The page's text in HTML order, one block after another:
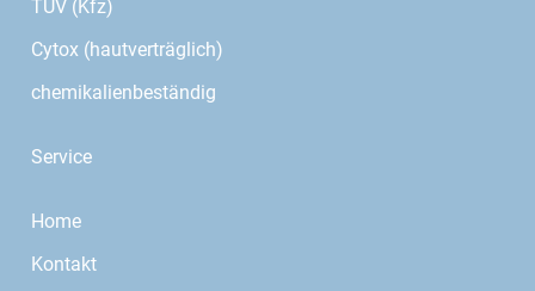
TÜV (Kfz)
Cytox (hautverträglich)
chemikalienbeständig
Service
Home
Kontakt